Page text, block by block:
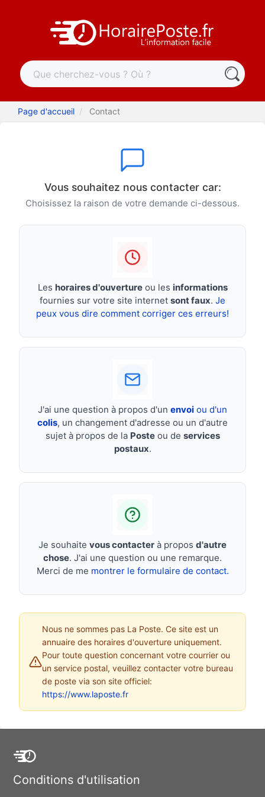
Page d'accueil Contact
Vous souhaitez nous contacter car:
Choisissez la raison de votre demande ci-dessous.
Les horaires d'ouvertureou les informations
fournies sur votre site internet sont faux. Je
peux vous dire comment corriger ces erreurs!
J'ai une question à propos d'un envoi ou d'un
colis, un changement d'adresse ou un d'autre
sujet à propos de la Posteou de services
postaux.
Je souhaite vous contacter à propos d'autre
chose. J'ai une question ou une remarque.
Merci de me montrer le formulaire de contact.
Nous ne sommes pas La Poste. Ce site est un
annuaire des horaires d'ouverture uniquement.
Pour toute question concernant votre courrier ou
un service postal, veuillez contacter votre bureau
de poste via son site officiel:
https://www.laposte.fr
Conditions d'utilisation